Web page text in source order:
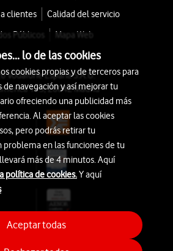
clientes
Calidad del servicio
Públicos
Mapa Web
Vodafone España S.A.U.
115, 28042 Madrid
lo de las cookies
cookies propias y de terceros para
de navegación y así mejorar tu
ofreciendo una publicidad más
Al aceptar las cookies
pero podrás retirar tu
en las funciones de tu
más de 4 minutos. Aquí
política de cookies.Y aquí
Aceptar todas